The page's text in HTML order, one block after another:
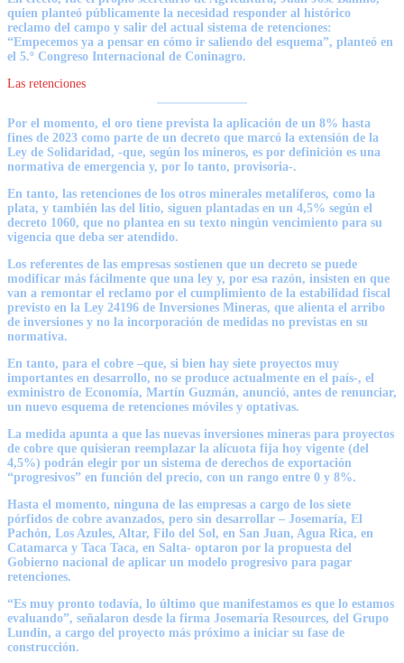
quien planteó públicamente la necesidad responder al histórico
reclamo del campo y salir del actual sistema de retenciones:
“Empecemos ya a pensar en cómo ir saliendo del esquema”, planteó en
el 5.º Congreso Internacional de Coninagro.
Las retenciones
Por el momento, el oro tiene prevista la aplicación de un 8% hasta
fines de 2023 como parte de un decreto que marcó la extensión de la
Ley de Solidaridad, -que, según los mineros, es por definición es una
normativa de emergencia y, por lo tanto, provisoria-.
En tanto, las retenciones de los otros minerales metalíferos, como la
plata, y también las del litio, siguen plantadas en un 4,5% según el
decreto 1060, que no plantea en su texto ningún vencimiento para su
vigencia que deba ser atendido.
Los referentes de las empresas sostienen que un decreto se puede
modificar más fácilmente que una ley y, por esa razón, insisten en que
van a remontar el reclamo por el cumplimiento de la estabilidad fiscal
previsto en la Ley 24196 de Inversiones Mineras, que alienta el arribo
de inversiones y no la incorporación de medidas no previstas en su
normativa.
En tanto, para el cobre –que, si bien hay siete proyectos muy
importantes en desarrollo, no se produce actualmente en el país-, el
exministro de Economía, Martín Guzmán, anunció, antes de renunciar,
un nuevo esquema de retenciones móviles y optativas.
La medida apunta a que las nuevas inversiones mineras para proyectos
de cobre que quisieran reemplazar la alícuota fija hoy vigente (del
4,5%) podrán elegir por un sistema de derechos de exportación
“progresivos” en función del precio, con un rango entre 0 y 8%.
Hasta el momento, ninguna de las empresas a cargo de los siete
pórfidos de cobre avanzados, pero sin desarrollar – Josemaría, El
Pachón, Los Azules, Altar, Filo del Sol, en San Juan, Agua Rica, en
Catamarca y Taca Taca, en Salta- optaron por la propuesta del
Gobierno nacional de aplicar un modelo progresivo para pagar
retenciones.
“Es muy pronto todavía, lo último que manifestamos es que lo estamos
evaluando”, señalaron desde la firma Josemaría Resources, del Grupo
Lundin, a cargo del proyecto más próximo a iniciar su fase de
construcción.